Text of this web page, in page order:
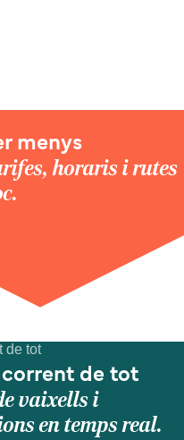
menys
horaris i rutes
corrent de tot
vaixells i
en temps real.